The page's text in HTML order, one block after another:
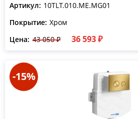
Артикул: 10TLT.010.ME.MG01
Покрытие: Хром
Цена: 43 050 ₽ 36 593 ₽
-15%